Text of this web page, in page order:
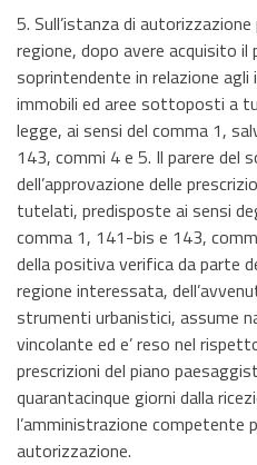
5. Sull’istanza di
regione, dopo avere acquisito il
soprintendente in relazione
immobili ed aree sottoposti a
legge, ai sensi del comma 1,
143, commi 4 e 5. Il parere del
dell’approvazione delle
tutelati, predisposte ai sensi
comma 1, 141-bis e 143,
della positiva verifica da parte
regione interessata,
strumenti urbanistici, assume
vincolante ed e’ reso nel
prescrizioni del piano
quarantacinque giorni dalla
l’amministrazione competente
autorizzazione.